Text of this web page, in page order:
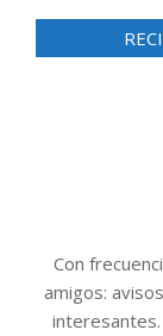
Con
amigos:
interesantes.